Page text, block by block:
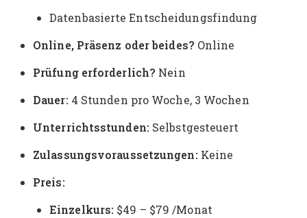
Datenbasierte Entscheidungsfindung
Online, Präsenz oder beides? Online
Prüfung erforderlich? Nein
Dauer:4 Stunden pro Woche, 3 Wochen
Unterrichtsstunden:Selbstgesteuert
Zulassungsvoraussetzungen:Keine
Preis:
Einzelkurs: $49 – $79 /Monat